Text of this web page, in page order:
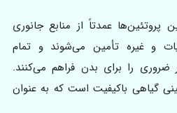
پروتئین‌ها عمدتاً از منابع جانوری
و غیره تأمین می‌شوند و تمام
را برای بدن فراهم می‌کنند.
گیاهی باکیفیت است که به عنوان